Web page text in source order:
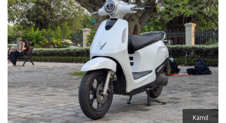
Kamil